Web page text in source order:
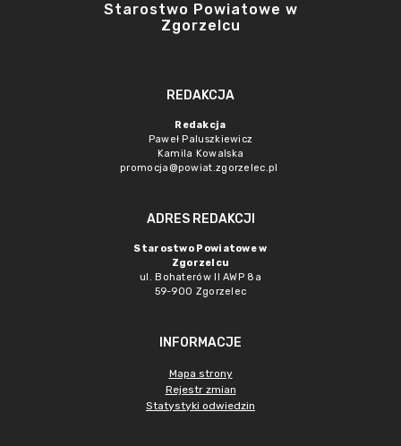
Starostwo Powiatowe w
Zgorzelcu
REDAKCJA
Redakcja
Paweł Paluszkiewicz
Kamila Kowalska
promocja@powiat.zgorzelec.pl
ADRES REDAKCJI
Starostwo Powiatowe w
Zgorzelcu
ul. Bohaterów II AWP 8a
59-900 Zgorzelec
INFORMACJE
Mapa strony
Rejestr zmian
Statystyki odwiedzin